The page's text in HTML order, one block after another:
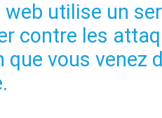
web utilise un
contre les
que vous venez